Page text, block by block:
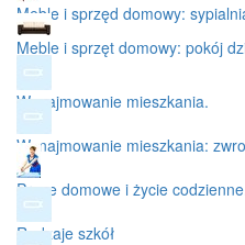
Meble i sprzęd domowy:
Meble i sprzęt domowy: pokój
Wynajmowanie mieszkania.
Wynajmowanie mieszkania:
Prace domowe i życie
Rodzaje szkół